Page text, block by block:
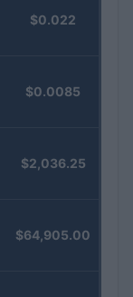
$0.022
$0.0085
$2,036.25
$64,905.00